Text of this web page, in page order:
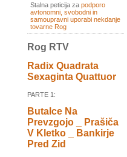
Stalna peticija za podporo
avtonomni, svobodni in
samoupravni uporabi nekdanje
tovarne Rog
Rog RTV
Radix Quadrata
Sexaginta Quattuor
PARTE 1:
Butalce Na
Prevzgojo _ Prašiča
V Kletko _ Bankirje
Pred Zid